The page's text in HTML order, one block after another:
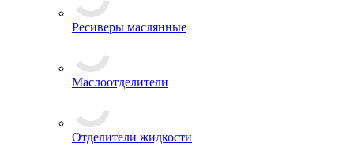
Ресиверы маслянные
Маслоотделители
Отделители жидкости